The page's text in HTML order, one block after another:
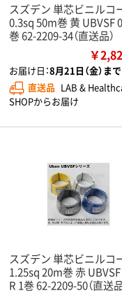
スズデン 単芯ビニルコ
0.3sq 50m巻 黄 UBVSF
巻 62-2209-34（直送品）
￥
お届け日：8月21日（金）まで
直送品 LAB &
SHOPからお届け
スズデン 単芯ビニルコ
1.25sq 20m巻 赤
R 1巻 62-2209-50（直送品